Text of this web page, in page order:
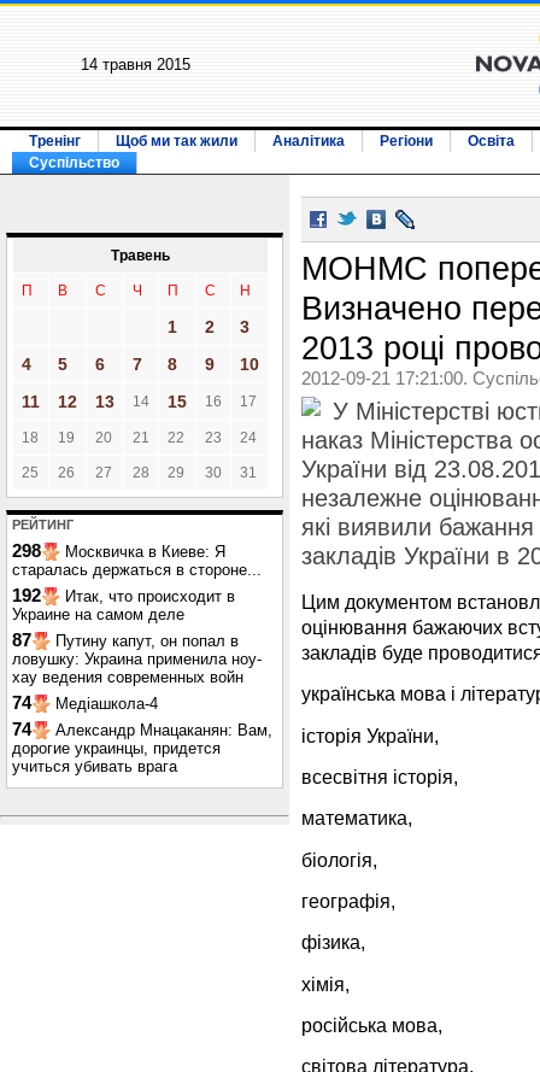
14 травня 2015
Тренінг Щоб ми так жили Аналітика Регіони
Освіта
Суспільство
Травень
П В С Ч П С Н
1 2
3
4
5 6 7 8 9
10
11
12 13 14 15 16 17
18 19 20 21 22 23 24
25 26 27 28 29 30 31
РЕЙТИНГ
298
Москвичка в Киеве: Я
старалась держаться в стороне...
192
Итак, что происходит в
Украине на самом деле
87
Путину капут, он попал в
ловушку: Украина применила ноу-
хау ведения современных войн
74 Медіашкола-4
74
Александр Мнацаканян: Вам,
дорогие украинцы, придется
учиться убивать врага
МОНМС
Визначено
2013 році
2012-09-21 17:21:00.
У Міністерстві
наказ Міністерства
України від
незалежне
які виявили
закладів України в
Цим документом
оцінювання бажаючих
закладів буде
українська мова і
історія України,
всесвітня історія,
математика,
біологія,
географія,
фізика,
хімія,
російська мова,
світова література,